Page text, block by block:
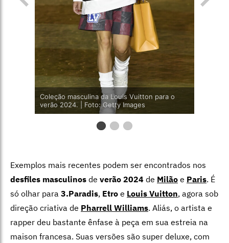
Coleção masculina da Louis Vuitton para o
verão 2024. | Foto: Getty Images
Exemplos mais recentes podem ser encontrados nos
desfiles masculinos de verão 2024 de Milão e Paris. É
só olhar para 3.Paradis, Etro e Louis Vuitton, agora sob
direção criativa de Pharrell Williams. Aliás, o artista e
rapper deu bastante ênfase à peça em sua estreia na
maison francesa. Suas versões são super deluxe, com